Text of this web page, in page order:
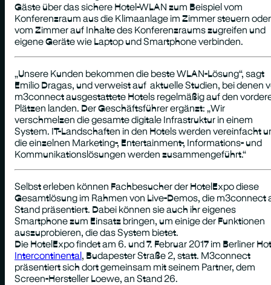
Gäste über das sichere Hotel-WLAN zum Beispiel vom
Konferenzraum aus die Klimaanlage im Zimmer steuern oder
vom Zimmer auf Inhalte des Konferenzraums zugreifen und
eigene Geräte wie Laptop und Smartphone verbinden.
„Unsere Kunden bekommen die beste WLAN-Lösung“, sagt
Emilio Dragas, und verweist auf aktuelle Studien, bei denen
m3connect ausgestattete Hotels regelmäßig auf den
Plätzen landen. Der Geschäftsführer ergänzt: „Wir
verschmelzen die gesamte digitale Infrastruktur in einem
System. IT-Landschaften in den Hotels werden vereinfacht
die einzelnen Marketing-, Entertainment-, Informations- und
Kommunikationslösungen werden zusammengeführt.“
Selbst erleben können Fachbesucher der HotelExpo diese
Gesamtlösung im Rahmen von Live-Demos, die m3connect
Stand präsentiert. Dabei können sie auch ihr eigenes
Smartphone zum Einsatz bringen, um einige der Funktionen
auszuprobieren, die das System bietet.
Die HotelExpo findet am 6. und 7. Februar 2017 im Berliner
Intercontinental, Budapester Straße 2, statt. M3connect
präsentiert sich dort gemeinsam mit seinem Partner, dem
Screen-Hersteller Loewe, an Stand 26.